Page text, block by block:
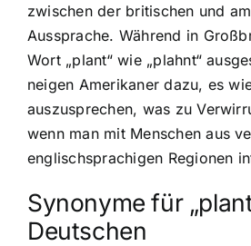
zwischen der britischen und
Aussprache. Während in
Wort „plant“ wie „plahnt“
neigen Amerikaner dazu, es
auszusprechen, was zu
wenn man mit Menschen aus
englischsprachigen Regionen
Synonyme für
Deutschen